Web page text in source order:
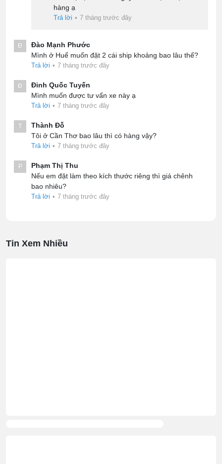
hàng ạ
Trả lời • 7 tháng trước đây
Đ
Đào Mạnh Phước
Mình ở Huế muốn đặt 2 cái ship khoảng bao lâu thế?
Trả lời • 7 tháng trước đây
Đ
Đinh Quốc Tuyến
Mình muốn được tư vấn xe này ạ
Trả lời • 7 tháng trước đây
T
Thành Đỗ
Tôi ở Cần Thơ bao lâu thì có hàng vậy?
Trả lời • 7 tháng trước đây
P
Phạm Thị Thu
Nếu em đặt làm theo kích thước riêng thì giá chênh
bao nhiêu?
Trả lời • 7 tháng trước đây
Tin Xem Nhiều